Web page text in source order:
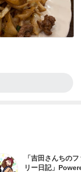
「吉田さんちの
リー日記」